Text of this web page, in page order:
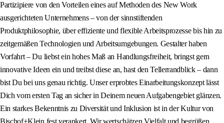
Partizipiere von den Vorteilen eines auf Methoden des New Work
ausgerichteten Unternehmens – von der sinnstiftenden
Produktphilosophie, über effiziente und flexible Arbeitsprozesse bis hin zu
zeitgemäßen Technologien und Arbeitsumgebungen. Gestalter haben
Vorfahrt – Du liebst ein hohes Maß an Handlungsfreiheit, bringst gern
innovative Ideen ein und treibst diese an, hast den Tellerrandblick – dann
bist Du bei uns genau richtig. Unser erprobtes Einarbeitungskonzept lässt
Dich vom ersten Tag an sicher in Deinem neuen Aufgabengebiet glänzen.
Ein starkes Bekenntnis zu Diversität und Inklusion ist in der Kultur von